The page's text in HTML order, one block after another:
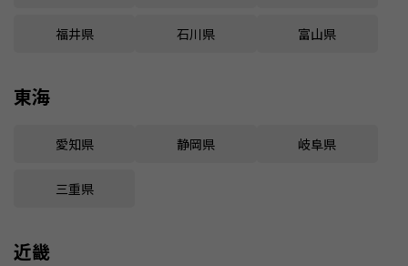
福井県 石川県 富山県
東海
愛知県 静岡県 岐阜県
三重県
近畿